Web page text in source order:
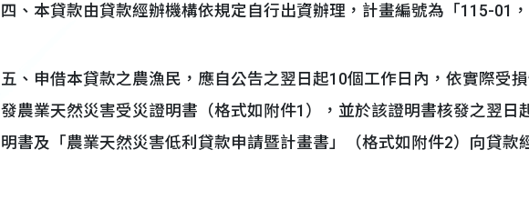
四、本貸款由貸款經辦機構依規定自行出資辦理，計畫編號為「115-01，
五、申借本貸款之農漁民，應自公告之翌日起10個工作日內，依實際受
發農業天然災害受災證明書（格式如附件1），並於該證明書核發之翌日
明書及「農業天然災害低利貸款申請暨計畫書」（格式如附件2）向貸款